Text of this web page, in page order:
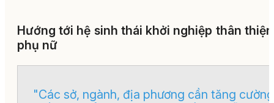
Hướng tới hệ sinh thái khởi nghiệp thân
phụ nữ
"Các sở, ngành, địa phương cần tăng cường